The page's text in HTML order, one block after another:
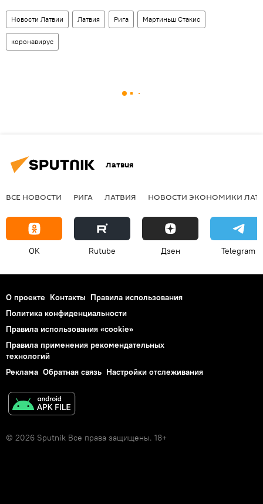
Новости Латвии Латвия Рига Мартиньш Стакис
коронавирус
Латвия
ВСЕ НОВОСТИ РИГА ЛАТВИЯ НОВОСТИ ЭКОНОМИКИ
OK Rutube Дзен Telegram
О проекте Контакты Правила использования
Политика конфиденциальности
Правила использования «cookie»
Правила применения рекомендательных
технологий
Реклама Обратная связь Настройки отслеживания
© 2026 Sputnik Все права защищены. 18+